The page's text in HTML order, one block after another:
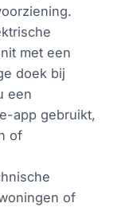
met een
doek bij
een
app gebruikt,
of
of